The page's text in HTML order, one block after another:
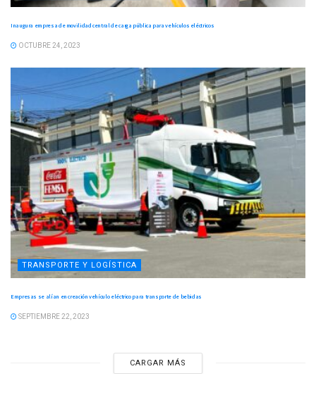
Inaugura empresa de movilidad central de carga pública para vehículos eléctricos
OCTUBRE 24, 2023
TRANSPORTE Y LOGÍSTICA
Empresas se alían en creación vehículo eléctrico para transporte de bebidas
SEPTIEMBRE 22, 2023
CARGAR MÁS